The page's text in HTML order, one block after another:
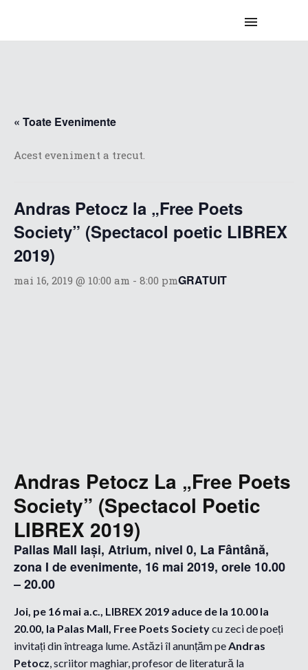
« Toate Evenimente
Acest eveniment a trecut.
Andras Petocz la „Free Poets
Society” (Spectacol poetic LIBREX
2019)
mai 16, 2019 @ 10:00 am - 8:00 pmGRATUIT
Andras Petocz La „Free Poets
Society” (Spectacol Poetic
LIBREX 2019)
Pallas Mall Iași, Atrium, nivel 0, La Fântână,
zona I de evenimente, 16 mai 2019, orele 10.00
– 20.00
Joi, pe 16 mai a.c., LIBREX 2019 aduce de la 10.00 la
20.00, la Palas Mall, Free Poets Societycu zeci de poeți
invitați din întreaga lume. Astăzi îl anunțăm peAndras
Petocz, scriitor maghiar, profesor de literatură la